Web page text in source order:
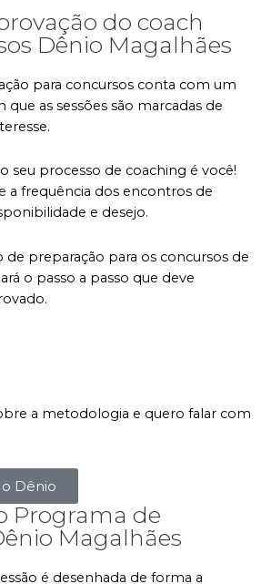
do coach
Dênio Magalhães
para concursos conta com um
as sessões são marcadas de
seu processo de coaching é você!
a frequência dos encontros de
e desejo.
preparação para os concursos de
o passo a passo que deve
a metodologia e quero falar com
Dênio
Programa de
Magalhães
é desenhada de forma a